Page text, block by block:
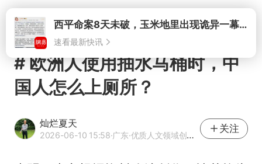
打开西平命案8天未破，玉米地里出现诡异一幕，我突然想起了欧金中
速看最新快讯
# 欧洲人使用抽水马桶时，中
国人怎么上厕所？
灿烂夏天
2026-06-10 15:58·广东·优质人文领域创作者
关注